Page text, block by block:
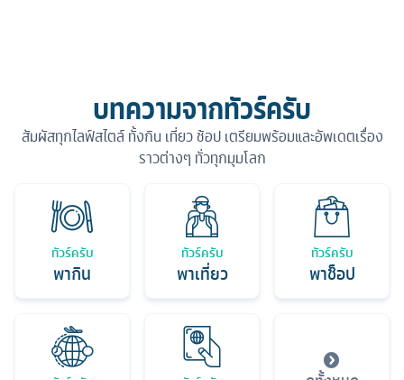
บทความจากทัวร์ครับ
สัมผัสทุกไลฟ์สไตล์ ทั้งกิน เที่ยว ช้อป เตรียมพร้อมและอัพเดตเรื่อง
ราวต่างๆ ทั่วทุกมุมโลก
ทัวร์ครับ
พากิน
ทัวร์ครับ
พาเที่ยว
ทัวร์ครับ
พาช็อป